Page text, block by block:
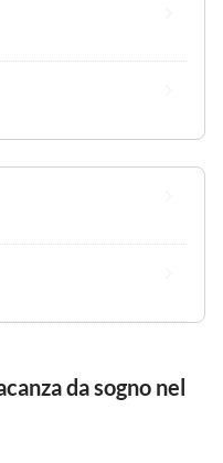
da sogno nel